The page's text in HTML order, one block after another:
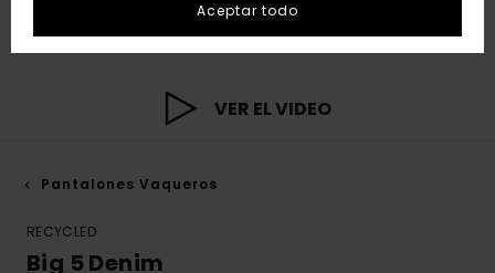
VER EL VIDEO
Pantalones Vaqueros
RECYCLED
Big 5 Denim
Aceptar todo